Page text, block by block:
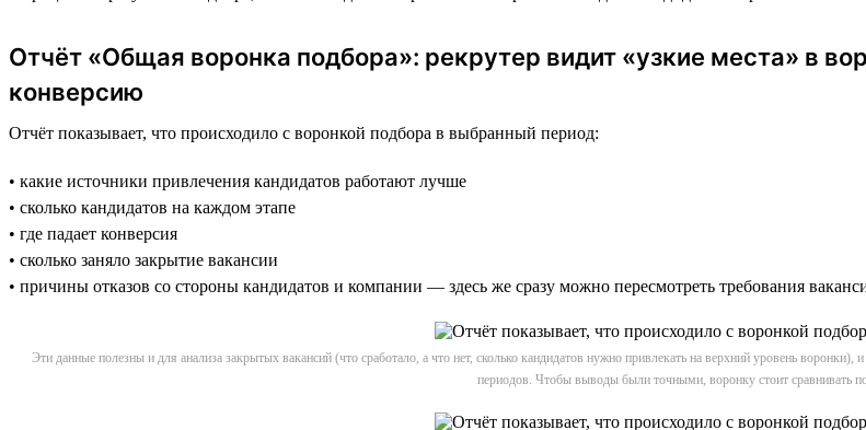
Отчёт «Общая воронка подбора»: рекрутер видит «узкие места» в
конверсию
Отчёт показывает, что происходило с воронкой подбора в выбранный период:
• какие источники привлечения кандидатов работают лучше
• сколько кандидатов на каждом этапе
• где падает конверсия
• сколько заняло закрытие вакансии
• причины отказов со стороны кандидатов и компании — здесь же сразу можно пересмотреть требования
Эти данные полезны и для анализа закрытых вакансий (что сработало, а что нет, сколько кандидатов нужно привлекать на верхний уровень
периодов. Чтобы выводы были точными, воронку стоит сравнивать